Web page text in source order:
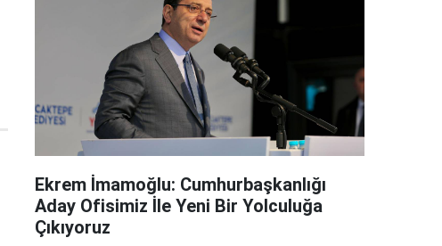
Ekrem İmamoğlu: Cumhurbaşkanlığı
Aday Ofisimiz İle Yeni Bir Yolculuğa
Çıkıyoruz